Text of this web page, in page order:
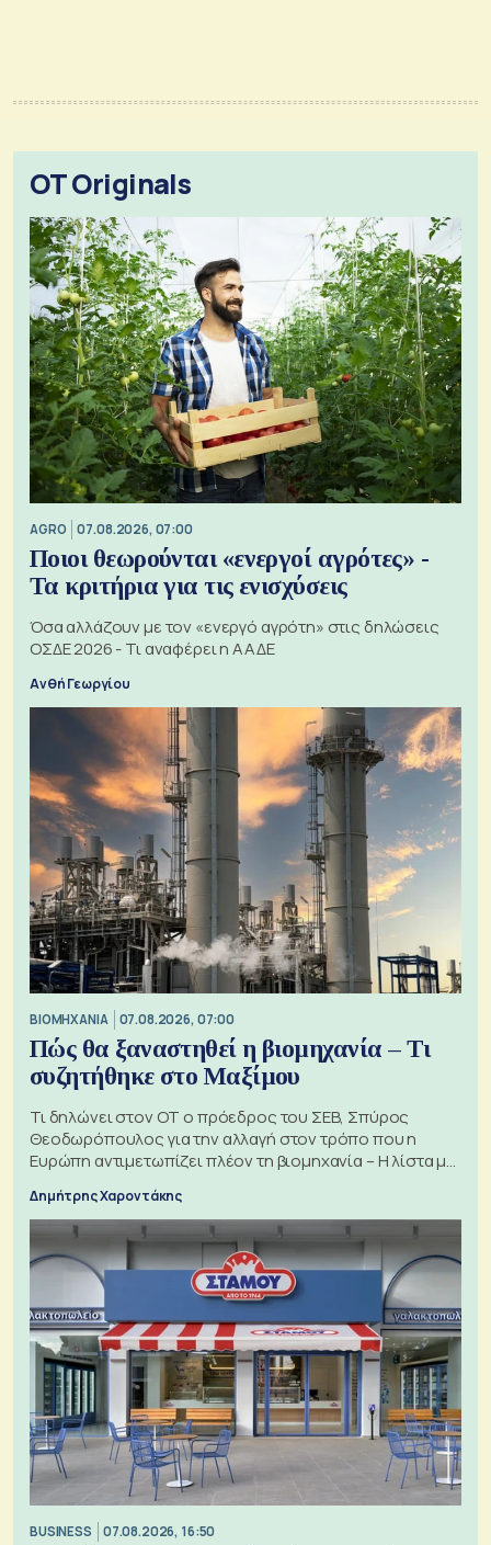
OT Originals
AGRO 07.08.2026, 07:00
Ποιοι θεωρούνται «ενεργοί αγρότες» -
Τα κριτήρια για τις ενισχύσεις
Όσα αλλάζουν με τον «ενεργό αγρότη» στις δηλώσεις
ΟΣΔΕ 2026 - Τι αναφέρει η ΑΑΔΕ
Ανθή Γεωργίου
ΒΙΟΜΗΧΑΝΙΑ 07.08.2026, 07:00
Πώς θα ξαναστηθεί η βιομηχανία – Τι
συζητήθηκε στο Μαξίμου
Τι δηλώνει στον ΟΤ ο πρόεδρος του ΣΕΒ, Σπύρος
Θεοδωρόπουλος για την αλλαγή στον τρόπο που η
Ευρώπη αντιμετωπίζει πλέον τη βιομηχανία – Η λίστα με
Δημήτρης Χαροντάκης
BUSINESS 07.08.2026, 16:50